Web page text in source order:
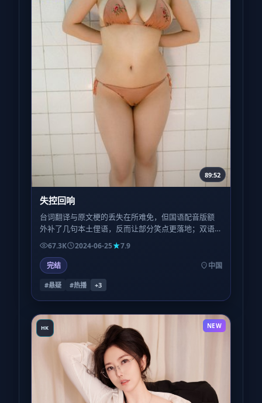
89:52
失控回响
台词翻译与原文梗的丢失在所难免，但国语配音版额
外补了几句本土俚语，反而让部分笑点更落地；双语
观众可对比两版，体验「平行宇宙」式的微妙差异。
67.3K 2024-06-25
7.9
完结
中国
#悬疑 #热播 +3
HK NEW